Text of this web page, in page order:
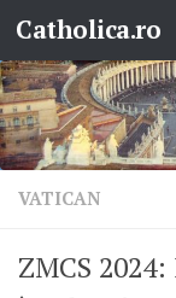
Skip to content
Catholica.ro
VATICAN
ZMCS